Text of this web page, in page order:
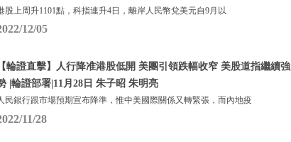
股上周升1101點，科指連升4日，離岸人民幣兌美元自9月以
12/05
【輪證直擊】人行降准港股低開 美團引領跌幅收窄 美股道指繼續強
|輪證部署|11月28日 朱子昭 朱明亮
民銀行跟市場預期宣布降準，惟中美國際關係又轉緊張，而內地疫
11/28